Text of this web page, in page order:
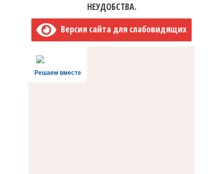
НЕУДОБСТВА.
Версия сайта для слабовидящих
Решаем вместе